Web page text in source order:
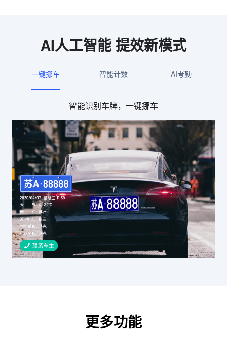
AI人工智能 提效新模式
一键挪车 智能计数 AI考勤
智能识别车牌，一键挪车
更多功能